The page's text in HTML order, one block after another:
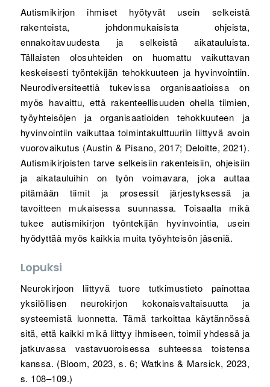
Autismikirjon ihmiset hyötyvät usein selkeistä
rakenteista, johdonmukaisista ohjeista,
ennakoitavuudesta ja selkeistä aikatauluista.
Tällaisten olosuhteiden on huomattu vaikuttavan
keskeisesti työntekijän tehokkuuteen ja hyvinvointiin.
Neurodiversiteettiä tukevissa organisaatioissa on
myös havaittu, että rakenteellisuuden ohella tiimien,
työyhteisöjen ja organisaatioiden tehokkuuteen ja
hyvinvointiin vaikuttaa toimintakulttuuriin liittyvä avoin
vuorovaikutus (Austin & Pisano, 2017; Deloitte, 2021).
Autismikirjoisten tarve selkeisiin rakenteisiin, ohjeisiin
ja aikatauluihin on työn voimavara, joka auttaa
pitämään tiimit ja prosessit järjestyksessä ja
tavoitteen mukaisessa suunnassa. Toisaalta mikä
tukee autismikirjon työntekijän hyvinvointia, usein
hyödyttää myös kaikkia muita työyhteisön jäseniä.
Lopuksi
Neurokirjoon liittyvä tuore tutkimustieto painottaa
yksilöllisen neurokirjon kokonaisvaltaisuutta ja
systeemistä luonnetta. Tämä tarkoittaa käytännössä
sitä, että kaikki mikä liittyy ihmiseen, toimii yhdessä ja
jatkuvassa vastavuoroisessa suhteessa toistensa
kanssa. (Bloom, 2023, s. 6; Watkins & Marsick, 2023,
s. 108–109.)